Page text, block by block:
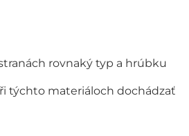
rovnaký typ a hrúbku
týchto materiáloch dochádzať